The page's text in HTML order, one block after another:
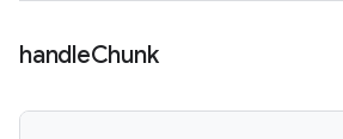
handleChunk